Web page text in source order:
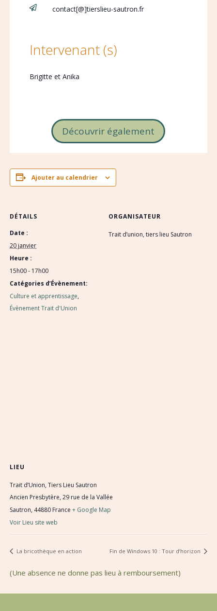
 contact[@]tierslieu-sautron.fr
Intervenant (s)
Brigitte et Anika
Découvrir également
Ajouter au calendrier
DÉTAILS
Date :
20 janvier
Heure :
15h00 - 17h00
Catégories d’Évènement:
Culture et apprentissage,
Évènement Trait d'Union
ORGANISATEUR
Trait d’union, tiers lieu Sautron
LIEU
Trait d’Union, Tiers Lieu Sautron
Ancien Presbytère, 29 rue de la Vallée
Sautron, 44880 France + Google Map
Voir Lieu site web
La bricothèque en action Fin de Windows 10 : Tour d’horizon
(Une absence ne donne pas lieu à remboursement)